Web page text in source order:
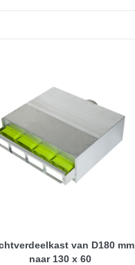
van D180 mm
naar 130 x 60